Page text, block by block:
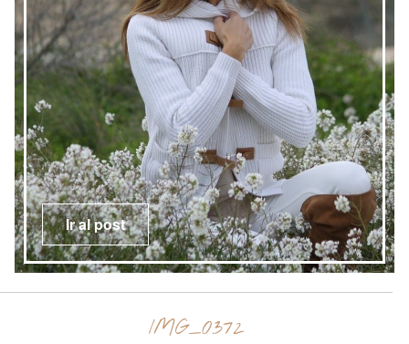
Ir al post
IMG_0372